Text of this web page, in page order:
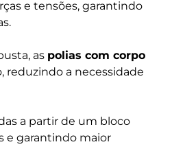
e tensões, garantindo
as polias com corpo
reduzindo a necessidade
a partir de um bloco
e garantindo maior